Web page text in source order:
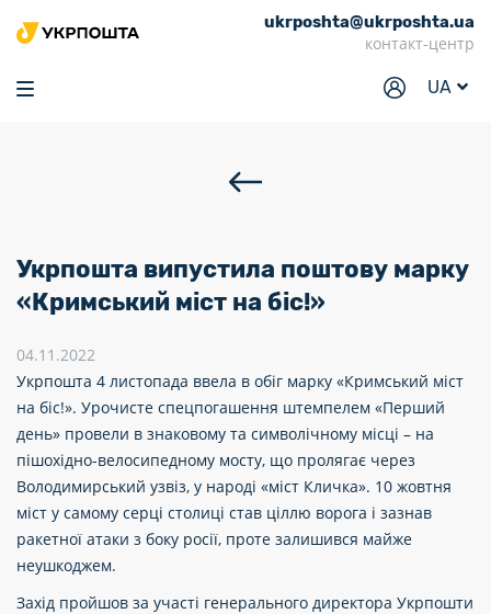
ukrposhta@ukrposhta.ua
контакт-центр
UA
Головна
Маркет
Відділення
Кар’єра
Для бізнесу
Укрпошта випустила поштову марку
«Кримський міст на біс!»
04.11.2022
Укрпошта 4 листопада ввела в обіг марку «Кримський міст
на біс!». Урочисте спецпогашення штемпелем «Перший
день» провели в знаковому та символічному місці – на
пішохідно-велосипедному мосту, що пролягає через
Володимирський узвіз, у народі «міст Кличка». 10 жовтня
міст у самому серці столиці став ціллю ворога і зазнав
ракетної атаки з боку росії, проте залишився майже
неушкоджем.
Захід пройшов за участі генерального директора Укрпошти